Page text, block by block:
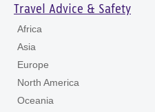
Travel Advice & Safety
Africa
Asia
Europe
North America
Oceania